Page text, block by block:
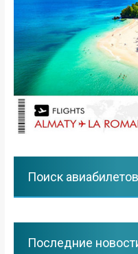
Поиск авиабилетов
Последние